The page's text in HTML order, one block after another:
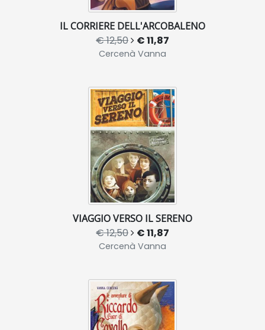
IL CORRIERE DELL'ARCOBALENO
€ 12,50 € 11,87
Cercenà Vanna
VIAGGIO VERSO IL SERENO
€ 12,50 € 11,87
Cercenà Vanna